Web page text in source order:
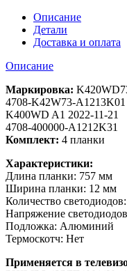
Описание
Детали
Доставка и оплата
Описание
Маркировка:
4708-K42W73-A1213K01
K400WD A1 2022-11-21
4708-400000-A1212K31
Комплект: 4 планки
Характеристики:
Длина планки: 757 мм
Ширина планки: 12 мм
Количество
Напряжение
Подложка: Алюминий
Термоскотч: Нет
Применяется в